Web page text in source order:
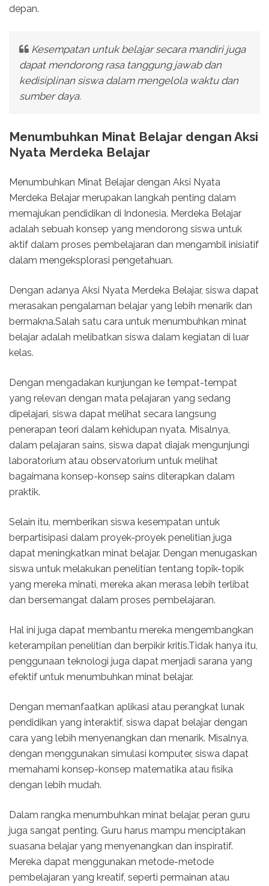
depan.
Kesempatan untuk belajar secara mandiri juga
dapat mendorong rasa tanggung jawab dan
kedisiplinan siswa dalam mengelola waktu dan
sumber daya.
Menumbuhkan Minat Belajar dengan Aksi
Nyata Merdeka Belajar
Menumbuhkan Minat Belajar dengan Aksi Nyata
Merdeka Belajar merupakan langkah penting dalam
memajukan pendidikan di Indonesia. Merdeka Belajar
adalah sebuah konsep yang mendorong siswa untuk
aktif dalam proses pembelajaran dan mengambil inisiatif
dalam mengeksplorasi pengetahuan.
Dengan adanya Aksi Nyata Merdeka Belajar, siswa dapat
merasakan pengalaman belajar yang lebih menarik dan
bermakna.Salah satu cara untuk menumbuhkan minat
belajar adalah melibatkan siswa dalam kegiatan di luar
kelas.
Dengan mengadakan kunjungan ke tempat-tempat
yang relevan dengan mata pelajaran yang sedang
dipelajari, siswa dapat melihat secara langsung
penerapan teori dalam kehidupan nyata. Misalnya,
dalam pelajaran sains, siswa dapat diajak mengunjungi
laboratorium atau observatorium untuk melihat
bagaimana konsep-konsep sains diterapkan dalam
praktik.
Selain itu, memberikan siswa kesempatan untuk
berpartisipasi dalam proyek-proyek penelitian juga
dapat meningkatkan minat belajar. Dengan menugaskan
siswa untuk melakukan penelitian tentang topik-topik
yang mereka minati, mereka akan merasa lebih terlibat
dan bersemangat dalam proses pembelajaran.
Hal ini juga dapat membantu mereka mengembangkan
keterampilan penelitian dan berpikir kritis.Tidak hanya itu,
penggunaan teknologi juga dapat menjadi sarana yang
efektif untuk menumbuhkan minat belajar.
Dengan memanfaatkan aplikasi atau perangkat lunak
pendidikan yang interaktif, siswa dapat belajar dengan
cara yang lebih menyenangkan dan menarik. Misalnya,
dengan menggunakan simulasi komputer, siswa dapat
memahami konsep-konsep matematika atau fisika
dengan lebih mudah.
Dalam rangka menumbuhkan minat belajar, peran guru
juga sangat penting. Guru harus mampu menciptakan
suasana belajar yang menyenangkan dan inspiratif.
Mereka dapat menggunakan metode-metode
pembelajaran yang kreatif, seperti permainan atau